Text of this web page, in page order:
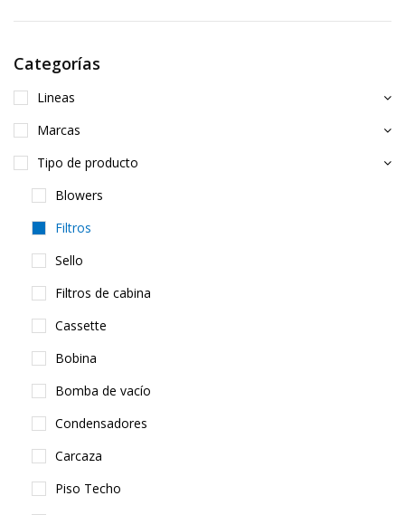
Categorías
Lineas
Marcas
Tipo de producto
Blowers
Filtros
Sello
Filtros de cabina
Cassette
Bobina
Bomba de vacío
Condensadores
Carcaza
Piso Techo